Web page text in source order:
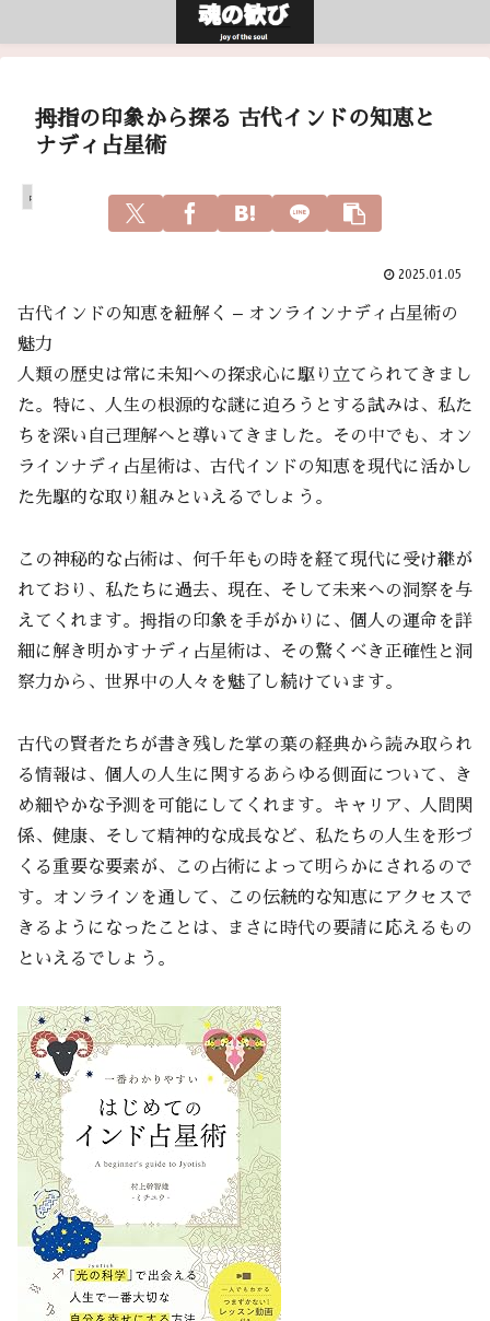
拇指の印象から探る 古代インドの知恵と
ナディ占星術
占い
2025.01.05
古代インドの知恵を紐解く – オンラインナディ占星術の
魅力
人類の歴史は常に未知への探求心に駆り立てられてきまし
た。特に、人生の根源的な謎に迫ろうとする試みは、私た
ちを深い自己理解へと導いてきました。その中でも、オン
ラインナディ占星術は、古代インドの知恵を現代に活かし
た先駆的な取り組みといえるでしょう。
この神秘的な占術は、何千年もの時を経て現代に受け継が
れており、私たちに過去、現在、そして未来への洞察を与
えてくれます。拇指の印象を手がかりに、個人の運命を詳
細に解き明かすナディ占星術は、その驚くべき正確性と洞
察力から、世界中の人々を魅了し続けています。
古代の賢者たちが書き残した掌の葉の経典から読み取られ
る情報は、個人の人生に関するあらゆる側面について、き
め細やかな予測を可能にしてくれます。キャリア、人間関
係、健康、そして精神的な成長など、私たちの人生を形づ
くる重要な要素が、この占術によって明らかにされるので
す。オンラインを通して、この伝統的な知恵にアクセスで
きるようになったことは、まさに時代の要請に応えるもの
といえるでしょう。